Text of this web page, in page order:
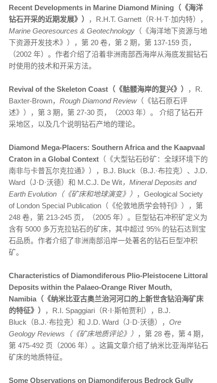
Recent Developments in Marine Diamond Mining（《海洋
钻石开采的近期发展》）
，R.H.T. Garnett（R·H·T·加内特），
Marine Georesources & Geotechnology （《海洋地下资源与地
下资源开发技术》），第 20 卷，第 2 期，第 137-159 页，
（2002 年）。作者介绍了沿着非洲南部西海岸从海底发掘钻石
时使用的技术和开采方法。
Revival of the Skeleton Coast（《骷髅海岸的复兴》）
，R.
Baxter-Brown， Rough Diamond Review（《钻石原石评
述》），第 3 期，第 27-30 页，（2003 年）。 介绍了钻石开
采地区，以及几个说明钻石产地的理论。
Diamond Mega-Placers: Southern Africa and the Kaapvaal
Craton in a Global Context （《大型钻石砂矿：全球环境下的
南非与卡普瓦尔克拉通》），B.J. Bluck（B.J.·布拉克）、J.D.
Ward（J·D·沃德）和 M.C.J. De Wit，Mineral Deposits and
Earth Evolution（《矿床和地球演变》） ，Geological Society
of London Special Publication（《伦敦地质学会特刊》），第
248 卷，第 213-245 页，（2005 年）。巨型钻石冲积矿定义为
含有 5000 多万克拉钻石的矿床，其中超过 95% 的钻石达到宝
石品质。作者介绍了非洲南部沿岸一处著名的钻石巨型冲积
矿。
Characteristics of Diamondiferous Plio-Pleistocene Littoral
Deposits within the Palaeo-Orange River Mouth,
Namibia（《纳米比亚古奥兰治河河口的上新世含钻沿海矿床
的特征》）
，R.I. Spaggiari（R·I·斯帕贾利），B.J.
Bluck（B.J.·布拉克）和 J.D. Ward（J·D·沃德）， Ore
Geology Reviews（《矿床地质评论》） ，第 28 卷，第 4 期，
第 475-492 页（2006 年）。这篇文章介绍了纳米比亚海岸钻石
矿床的地质特征。
Some Observations on Diamondiferous Bedrock Gully